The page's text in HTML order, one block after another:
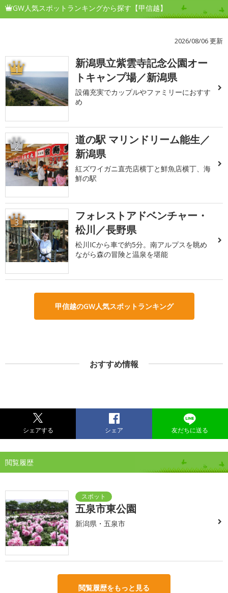
GW人気スポットランキングから探す【甲信越】
2026/08/06 更新
1
新潟県立紫雲寺記念公園オー
トキャンプ場／新潟県
設備充実でカップルやファミリーにおすす
め
2
道の駅 マリンドリーム能生／
新潟県
紅ズワイガニ直売店横丁と鮮魚店横丁、海
鮮の駅
3
フォレストアドベンチャー・
松川／長野県
松川ICから車で約5分。南アルプスを眺め
ながら森の冒険と温泉を堪能
甲信越のGW人気スポットランキング
おすすめ情報
シェアする シェア 友だちに送る
閲覧履歴
五泉市東公園
新潟県・五泉市
閲覧履歴をもっと見る